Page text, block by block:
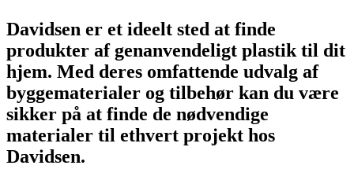
Davidsen er et ideelt sted at finde
produkter af genanvendeligt plastik til dit
hjem. Med deres omfattende udvalg af
byggematerialer og tilbehør kan du være
sikker på at finde de nødvendige
materialer til ethvert projekt hos
Davidsen.